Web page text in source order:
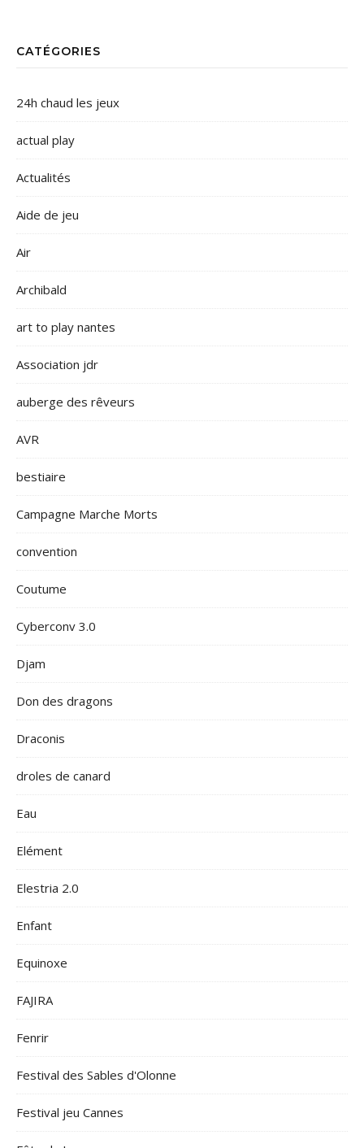
CATÉGORIES
24h chaud les jeux
actual play
Actualités
Aide de jeu
Air
Archibald
art to play nantes
Association jdr
auberge des rêveurs
AVR
bestiaire
Campagne Marche Morts
convention
Coutume
Cyberconv 3.0
Djam
Don des dragons
Draconis
droles de canard
Eau
Elément
Elestria 2.0
Enfant
Equinoxe
FAJIRA
Fenrir
Festival des Sables d'Olonne
Festival jeu Cannes